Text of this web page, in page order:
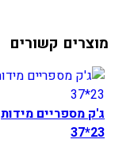
מוצרים קשורים
ג'ק מספריים מידות
23*37